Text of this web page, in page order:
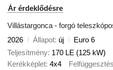
Ár érdeklődésre
Villástargonca - forgó
2026
Állapot új
Euro 6
Teljesítmény 170 LE (125 kW)
Kerékképlet 4x4 Felfüggesztés